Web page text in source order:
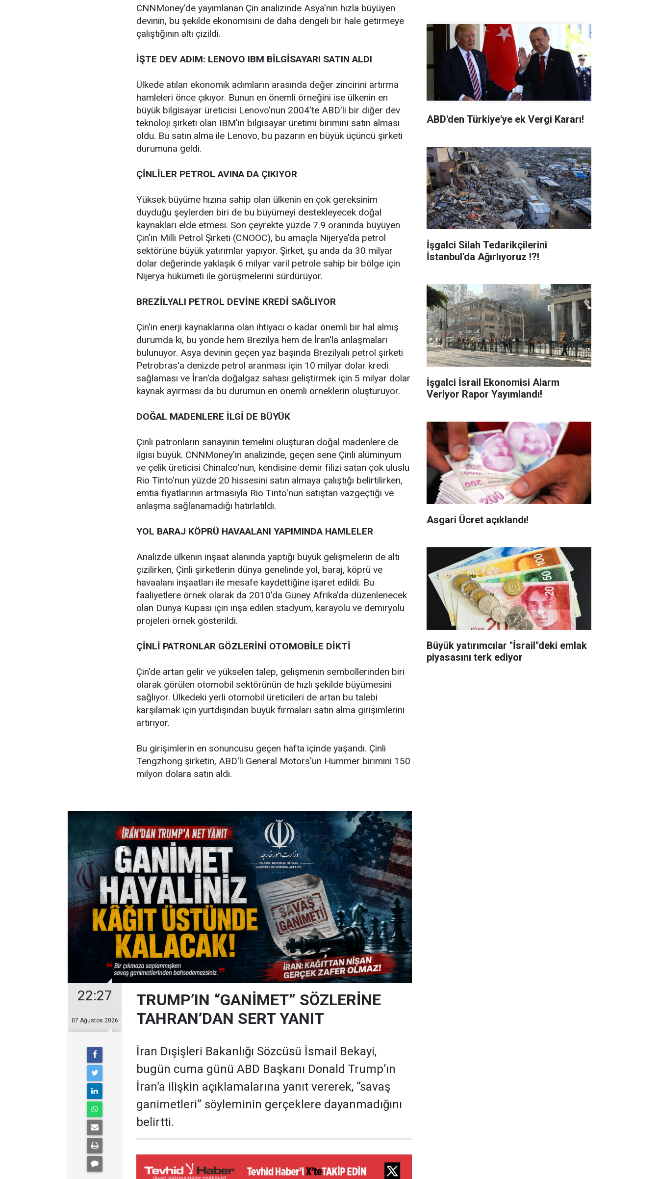
CNNMoney'de yayımlanan Çin analizinde Asya'nın hızla büyüyen
devinin, bu şekilde ekonomisini de daha dengeli bir hale getirmeye
çalıştığının altı çizildi.
İŞTE DEV ADIM: LENOVO IBM BİLGİSAYARI SATIN ALDI
Ülkede atılan ekonomik adımların arasında değer zincirini artırma
hamleleri önce çıkıyor. Bunun en önemli örneğini ise ülkenin en
büyük bilgisayar üreticisi Lenovo'nun 2004'te ABD'li bir diğer dev
teknoloji şirketi olan IBM'in bilgisayar üretimi birimini satın alması
oldu. Bu satın alma ile Lenovo, bu pazarın en büyük üçüncü şirketi
durumuna geldi.
ÇİNLİLER PETROL AVINA DA ÇIKIYOR
Yüksek büyüme hızına sahip olan ülkenin en çok gereksinim
duyduğu şeylerden biri de bu büyümeyi destekleyecek doğal
kaynakları elde etmesi. Son çeyrekte yüzde 7.9 oranında büyüyen
Çin'in Milli Petrol Şirketi (CNOOC), bu amaçla Nijerya'da petrol
sektörüne büyük yatırımlar yapıyor. Şirket, şu anda da 30 milyar
dolar değerinde yaklaşık 6 milyar varil petrole sahip bir bölge için
Nijerya hükümeti ile görüşmelerini sürdürüyor.
BREZİLYALI PETROL DEVİNE KREDİ SAĞLIYOR
Çin'in enerji kaynaklarına olan ihtiyacı o kadar önemli bir hal almış
durumda ki, bu yönde hem Brezilya hem de İran'la anlaşmaları
bulunuyor. Asya devinin geçen yaz başında Brezilyalı petrol şirketi
Petrobras'a denizde petrol aranması için 10 milyar dolar kredi
sağlaması ve İran'da doğalgaz sahası geliştirmek için 5 milyar dolar
kaynak ayırması da bu durumun en önemli örneklerin oluşturuyor.
DOĞAL MADENLERE İLGİ DE BÜYÜK
Çinli patronların sanayinin temelini oluşturan doğal madenlere de
ilgisi büyük. CNNMoney'in analizinde, geçen sene Çinli alüminyum
ve çelik üreticisi Chinalco'nun, kendisine demir filizi satan çok uluslu
Rio Tinto'nun yüzde 20 hissesini satın almaya çalıştığı belirtilirken,
emtia fiyatlarının artmasıyla Rio Tinto'nun satıştan vazgeçtiği ve
anlaşma sağlanamadığı hatırlatıldı.
YOL BARAJ KÖPRÜ HAVAALANI YAPIMINDA HAMLELER
Analizde ülkenin inşaat alanında yaptığı büyük gelişmelerin de altı
çizilirken, Çinli şirketlerin dünya genelinde yol, baraj, köprü ve
havaalanı inşaatları ile mesafe kaydettiğine işaret edildi. Bu
faaliyetlere örnek olarak da 2010'da Güney Afrika'da düzenlenecek
olan Dünya Kupası için inşa edilen stadyum, karayolu ve demiryolu
projeleri örnek gösterildi.
ÇİNLİ PATRONLAR GÖZLERİNİ OTOMOBİLE DİKTİ
Çin'de artan gelir ve yükselen talep, gelişmenin sembollerinden biri
olarak görülen otomobil sektörünün de hızlı şekilde büyümesini
sağlıyor. Ülkedeki yerli otomobil üreticileri de artan bu talebi
karşılamak için yurtdışından büyük firmaları satın alma girişimlerini
artırıyor.
Bu girişimlerin en sonuncusu geçen hafta içinde yaşandı. Çinli
Tengzhong şirketin, ABD'li General Motors'un Hummer birimini 150
milyon dolara satın aldı.
22:27
07 Ağustos 2026
TRUMP’IN “GANİMET” SÖZLERİNE
TAHRAN’DAN SERT YANIT
İran Dışişleri Bakanlığı Sözcüsü İsmail Bekayi,
bugün cuma günü ABD Başkanı Donald Trump’ın
İran’a ilişkin açıklamalarına yanıt vererek, “savaş
ganimetleri” söyleminin gerçeklere dayanmadığını
belirtti.
ABD'den Türkiye'ye ek Vergi Kararı!
İşgalci Silah Tedarikçilerini
İstanbul'da Ağırlıyoruz !?!
İşgalci İsrail Ekonomisi Alarm
Veriyor Rapor Yayımlandı!
Asgari Ücret açıklandı!
Büyük yatırımcılar "İsrail"deki emlak
piyasasını terk ediyor